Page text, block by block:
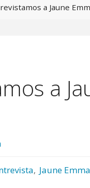
a Jaune
a
, Jaune Emma